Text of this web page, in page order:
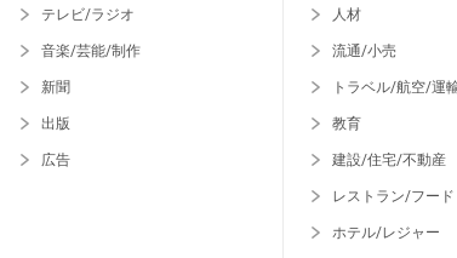
テレビ/ラジオ
音楽/芸能/制作
新聞
出版
広告
人材
流通/小売
トラベル/航空/運
教育
建設/住宅/不動産
レストラン/フード
ホテル/レジャー